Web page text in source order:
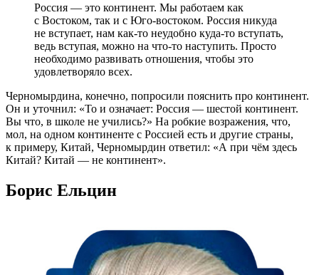
Россия — это континент. Мы работаем как
с Востоком, так и с Юго-востоком. Россия никуда
не вступает, нам как-то неудобно куда-то вступать,
ведь вступая, можно на что-то наступить. Просто
необходимо развивать отношения, чтобы это
удовлетворяло всех.
Черномырдина, конечно, попросили пояснить про континент.
Он и уточнил: «То и означает: Россия — шестой континент.
Вы что, в школе не учились?» На робкие возражения, что,
мол, на одном континенте с Россией есть и другие страны,
к примеру, Китай, Черномырдин ответил: «А при чём здесь
Китай? Китай — не континент».
Борис Ельцин